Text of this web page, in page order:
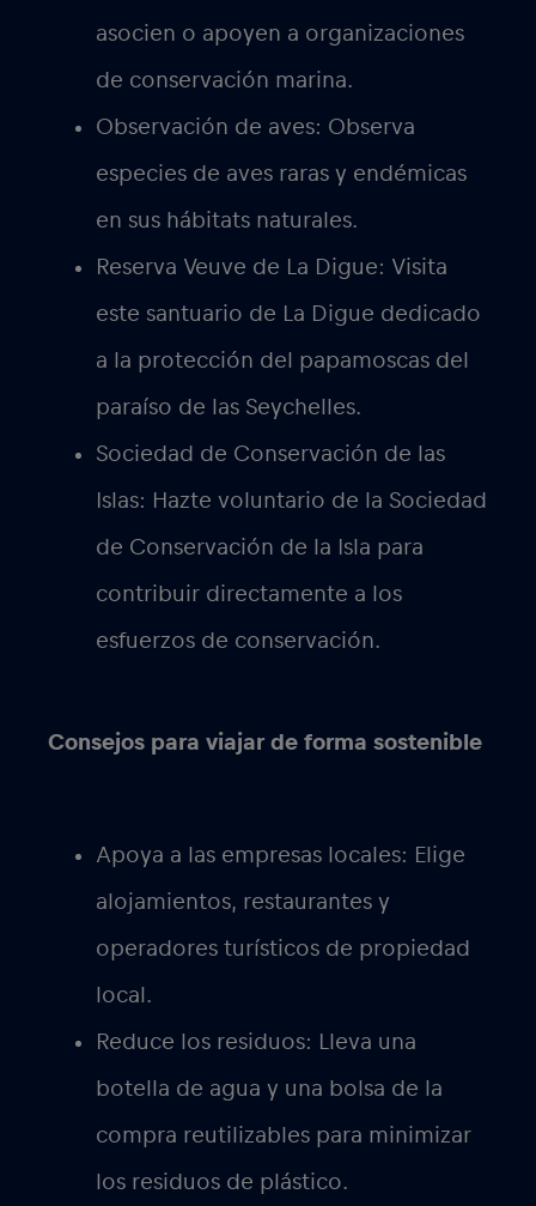
asocien o apoyen a organizaciones
de conservación marina.
Observación de aves: Observa
especies de aves raras y endémicas
en sus hábitats naturales.
Reserva Veuve de La Digue: Visita
este santuario de La Digue dedicado
a la protección del papamoscas del
paraíso de las Seychelles.
Sociedad de Conservación de las
Islas: Hazte voluntario de la Sociedad
de Conservación de la Isla para
contribuir directamente a los
esfuerzos de conservación.
Consejos para viajar de forma sostenible
Apoya a las empresas locales: Elige
alojamientos, restaurantes y
operadores turísticos de propiedad
local.
Reduce los residuos: Lleva una
botella de agua y una bolsa de la
compra reutilizables para minimizar
los residuos de plástico.